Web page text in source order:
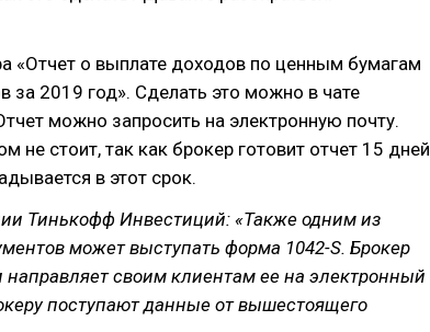
«Отчет о выплате доходов по ценным бумагам
за 2019 год». Сделать это можно в чате
можно запросить на электронную почту.
не стоит, так как брокер готовит отчет 15
в этот срок.
Тинькофф Инвестиций: «Также одним из
может выступать форма 1042-S. Брокер
своим клиентам ее на электронный
поступают данные от вышестоящего